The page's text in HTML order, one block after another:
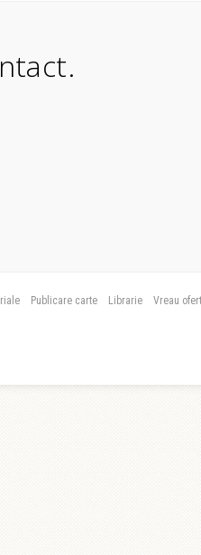
Publicare carte Librarie Vreau